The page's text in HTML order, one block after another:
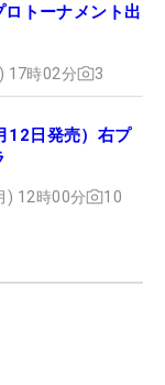
トーナメント出
17時02分 3
12日発売）右プ
) 12時00分 10